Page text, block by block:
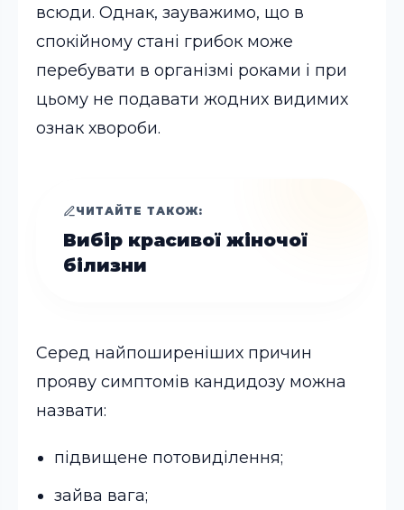
всюди. Однак, зауважимо, що в
спокійному стані грибок може
перебувати в організмі роками і при
цьому не подавати жодних видимих
ознак хвороби.
ЧИТАЙТЕ ТАКОЖ:
Вибір красивої жіночої
білизни
Серед найпоширеніших причин
прояву симптомів кандидозу можна
назвати:
підвищене потовиділення;
зайва вага;